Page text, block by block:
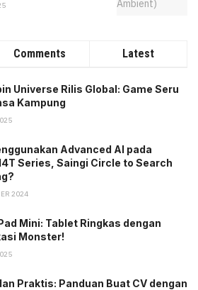
Comments Latest
Universe Rilis Global: Game Seru
Kampung
Advanced AI pada
Series, Saingi Circle to Search
2024
Mini: Tablet Ringkas dengan
Monster!
Praktis: Panduan Buat CV dengan